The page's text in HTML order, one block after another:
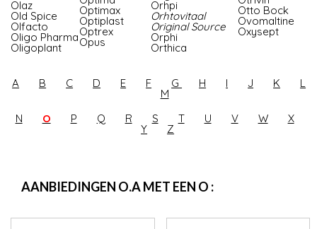
Olaz
Old Spice
Olfacto
Oligo Pharma
Oligoplant
Optimax
Optiplast
Optrex
Opus
Orhpi
Orhtovitaal
Original Source
Orphi
Orthica
Otto Bock
Ovomaltine
Oxysept
A B C D E F G H I J K L
M
N
O P Q R S T U V W X
Y Z
AANBIEDINGEN O.A MET EEN O :